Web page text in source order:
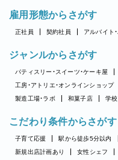
雇用形態からさがす
正社員 契約社員 アルバイト
ジャンルからさがす
パティスリー・スイーツ・ケーキ屋
工房・アトリエ・オンラインショップ
製造工場・ラボ
和菓子店 学校
こだわり条件からさがす
子育て応援 駅から徒歩5分以内
新規出店計画あり
女性シェフ